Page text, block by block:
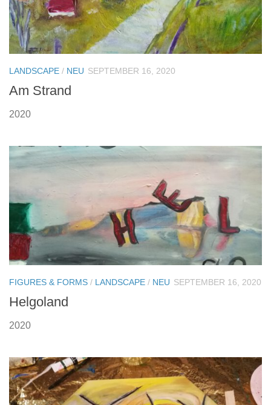
LANDSCAPE / NEU SEPTEMBER 16, 2020
Am Strand
2020
FIGURES & FORMS / LANDSCAPE / NEU SEPTEMBER 16, 2020
Helgoland
2020